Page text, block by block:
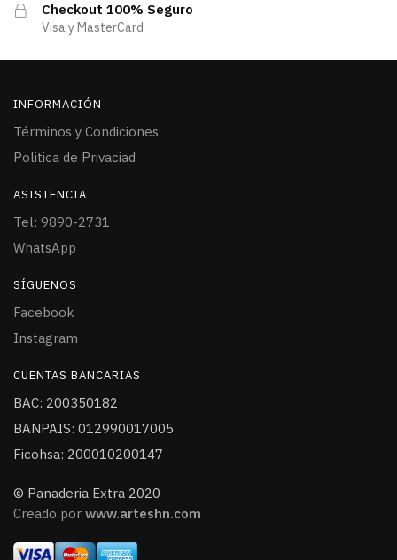
Checkout 100% Seguro
Visa y MasterCard
INFORMACIÓN
Términos y Condiciones
Politica de Privaciad
ASISTENCIA
Tel: 9890-2731
WhatsApp
SÍGUENOS
Facebook
Instagram
CUENTAS BANCARIAS
BAC: 200350182
BANPAIS: 012990017005
Ficohsa: 200010200147
© Panaderia Extra 2020
Creado por www.arteshn.com